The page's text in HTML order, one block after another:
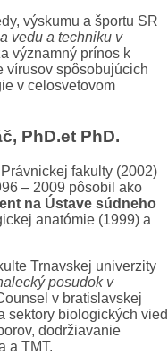
výskumu a športu SR
vedu a techniku v
významný prínos k
vírusov spôsobujúcich
v celosvetovom
PhD.et PhD.
fakulty (2002)
– 2009 pôsobil ako
na Ústave súdneho
anatómie (1999) a
Trnavskej univerzity
posudok v
v bratislavskej
sektory biologických vied
dodržiavanie
a TMT.